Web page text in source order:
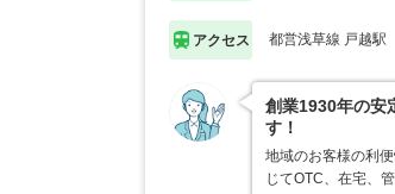
アクセス 都営浅草線 戸越駅
創業1930年の安
す！
地域のお客様の利
じてOTC、在宅、